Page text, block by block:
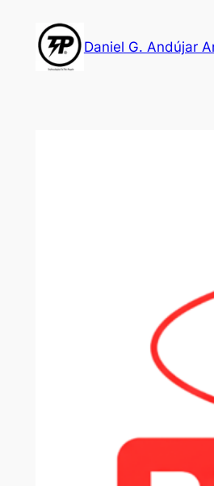
content
Daniel G. Andújar